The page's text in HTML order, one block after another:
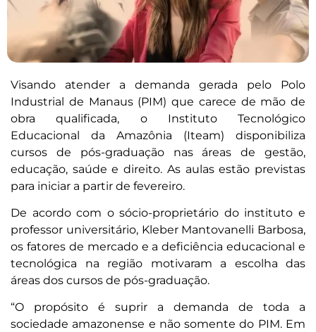
Visando atender a demanda gerada pelo Polo
Industrial de Manaus (PIM) que carece de mão de
obra qualificada, o Instituto Tecnológico
Educacional da Amazônia (Iteam) disponibiliza
cursos de pós-graduação nas áreas de gestão,
educação, saúde e direito. As aulas estão previstas
para iniciar a partir de fevereiro.
De acordo com o sócio-proprietário do instituto e
professor universitário, Kleber Mantovanelli Barbosa,
os fatores de mercado e a deficiência educacional e
tecnológica na região motivaram a escolha das
áreas dos cursos de pós-graduação.
“O propósito é suprir a demanda de toda a
sociedade amazonense e não somente do PIM. Em